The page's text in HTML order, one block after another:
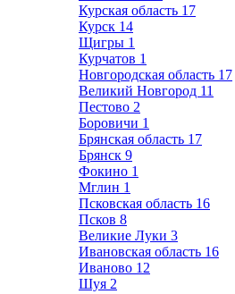
Курская область 17
Курск 14
Щигры 1
Курчатов 1
Новгородская область 17
Великий Новгород 11
Пестово 2
Боровичи 1
Брянская область 17
Брянск 9
Фокино 1
Мглин 1
Псковская область 16
Псков 8
Великие Луки 3
Ивановская область 16
Иваново 12
Шуя 2